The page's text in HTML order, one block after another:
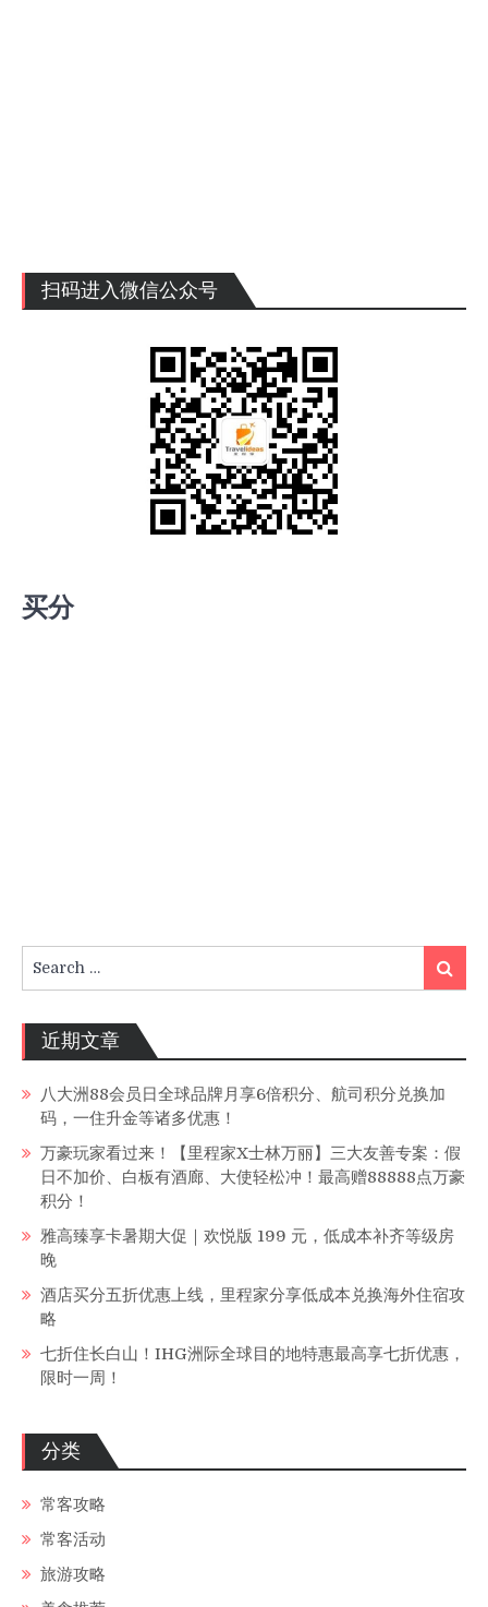
扫码进入微信公众号
买分
for:
Search
近期文章
八大洲88会员日全球品牌月享6倍积分、航司积分兑换加
码，一住升金等诸多优惠！
万豪玩家看过来！【里程家X士林万丽】三大友善专案：假
日不加价、白板有酒廊、大使轻松冲！最高赠88888点万豪
积分！
雅高臻享卡暑期大促｜欢悦版 199 元，低成本补齐等级房
晚
酒店买分五折优惠上线，里程家分享低成本兑换海外住宿攻
略
七折住长白山！IHG洲际全球目的地特惠最高享七折优惠，
限时一周！
分类
常客攻略
常客活动
旅游攻略